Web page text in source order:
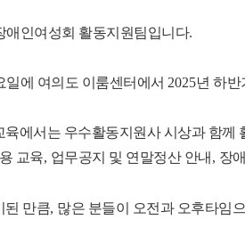
애인여성회 활동지원팀입니다.
일에 여의도 이룸센터에서 2025년 하
육에서는 우수활동지원사 시상과 함께
교육, 업무공지 및 연말정산 안내 , 장
된 만큼, 많은 분들이 오전과 오후타임